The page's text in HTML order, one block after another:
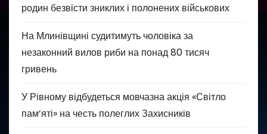
родин безвісти зниклих і полонених військових
На Млинівщині судитимуть чоловіка за
незаконний вилов риби на понад 80 тисяч
гривень
У Рівному відбудеться мовчазна акція «Світло
пам’яті» на честь полеглих Захисників